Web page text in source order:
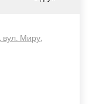
вул. Миру,